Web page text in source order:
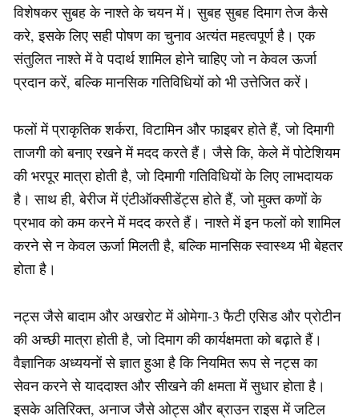
विशेषकर सुबह के नाश्ते के चयन में। सुबह सुबह दिमाग तेज कैसे
करे, इसके लिए सही पोषण का चुनाव अत्यंत महत्वपूर्ण है। एक
संतुलित नाश्ते में वे पदार्थ शामिल होने चाहिए जो न केवल ऊर्जा
प्रदान करें, बल्कि मानसिक गतिविधियों को भी उत्तेजित करें।
फलों में प्राकृतिक शर्करा, विटामिन और फाइबर होते हैं, जो दिमागी
ताजगी को बनाए रखने में मदद करते हैं। जैसे कि, केले में पोटेशियम
की भरपूर मात्रा होती है, जो दिमागी गतिविधियों के लिए लाभदायक
है। साथ ही, बेरीज में एंटीऑक्सीडेंट्स होते हैं, जो मुक्त कणों के
प्रभाव को कम करने में मदद करते हैं। नाश्ते में इन फलों को शामिल
करने से न केवल ऊर्जा मिलती है, बल्कि मानसिक स्वास्थ्य भी बेहतर
होता है।
नट्स जैसे बादाम और अखरोट में ओमेगा-3 फैटी एसिड और प्रोटीन
की अच्छी मात्रा होती है, जो दिमाग की कार्यक्षमता को बढ़ाते हैं।
वैज्ञानिक अध्ययनों से ज्ञात हुआ है कि नियमित रूप से नट्स का
सेवन करने से याददाश्त और सीखने की क्षमता में सुधार होता है।
इसके अतिरिक्त, अनाज जैसे ओट्स और ब्राउन राइस में जटिल